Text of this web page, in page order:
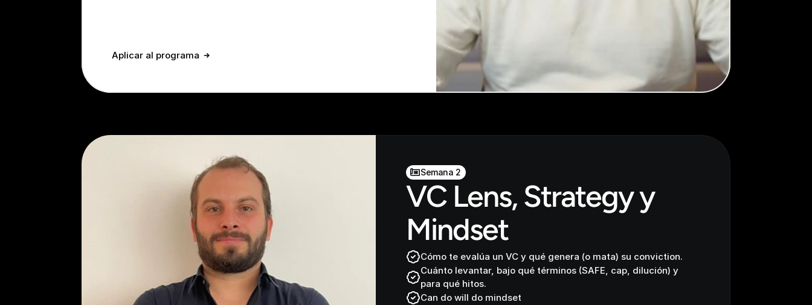
Aplicar al programa
Semana 2
VC Lens, Strategy y
Mindset
Cómo te evalúa un VC y qué genera (o mata) su conviction.
Cuánto levantar, bajo qué términos (SAFE, cap, dilución) y
para qué hitos.
Can do will do mindset